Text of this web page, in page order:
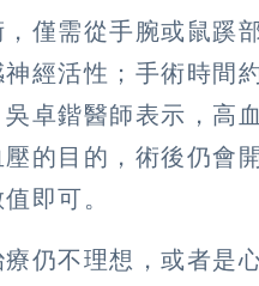
僅需從手腕或鼠蹊
經活性；手術時間
卓鍇醫師表示，高
的目的，術後仍會
即可。
仍不理想，或者是